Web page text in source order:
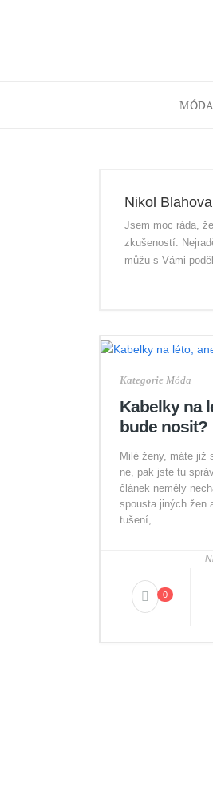
MÓDA
Nikol Blahova
Jsem moc ráda,
zkušeností.
můžu s Vámi
Kategorie Móda
Kabelky na
bude nosit?
Milé ženy, máte již
ne, pak jste tu
článek neměly
spousta jiných žen
tušení,...
0